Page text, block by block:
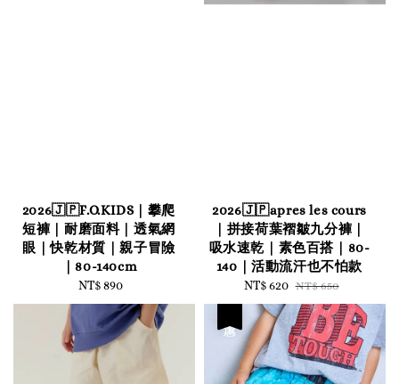
2026🇯🇵F.O.KIDS｜攀爬
短褲｜耐磨面料｜透氣網
眼｜快乾材質｜親子冒險
｜80-140cm
Regular
price
NT$ 890
2026🇯🇵apres les cours
｜拼接荷葉褶皺九分褲｜
吸水速乾｜素色百搭｜80-
140｜活動流汗也不怕款
Sale
price
NT$ 620 Regular
price
NT$ 650